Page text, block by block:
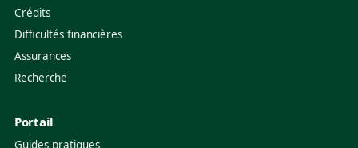
Crédits
Difficultés financières
Assurances
Recherche
Portail
Guides pratiques